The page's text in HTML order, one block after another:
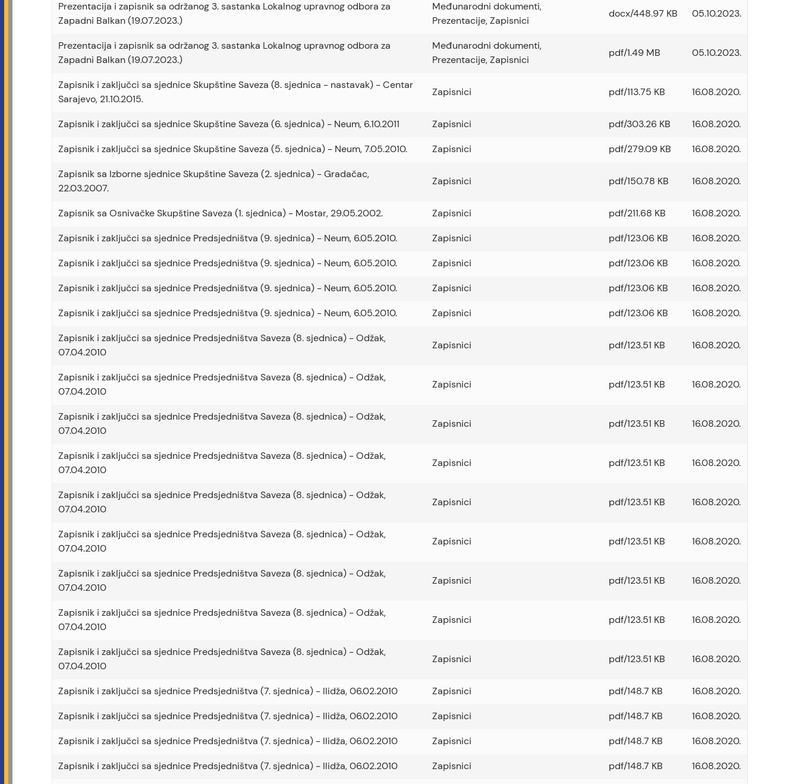
Prezentacija i zapisnik sa održanog 3. sastanka Lokalnog upravnog odbora za
Zapadni Balkan (19.07.2023.)
Međunarodni dokumenti,
Prezentacije,Zapisnici
docx/448.97 KB 05.10.2023.
Prezentacija i zapisnik sa održanog 3. sastanka Lokalnog upravnog odbora za
Zapadni Balkan (19.07.2023.)
Međunarodni dokumenti,
Prezentacije,Zapisnici
pdf/1.49 MB 05.10.2023.
Zapisnik i zaključci sa sjednice Skupštine Saveza (8. sjednica - nastavak) - Centar
Sarajevo, 21.10.2015.
Zapisnici pdf/113.75 KB 16.08.2020.
Zapisnik i zaključci sa sjednice Skupštine Saveza (6. sjednica) - Neum, 6.10.2011 Zapisnici pdf/303.26 KB
16.08.2020.
Zapisnik i zaključci sa sjednice Skupštine Saveza (5. sjednica) - Neum, 7.05.2010.
Zapisnici pdf/279.09 KB
16.08.2020.
Zapisnik sa Izborne sjednice Skupštine Saveza (2. sjednica) - Gradačac,
22.03.2007.
Zapisnici pdf/150.78 KB 16.08.2020.
Zapisnik sa Osnivačke Skupštine Saveza (1. sjednica) - Mostar, 29.05.2002. Zapisnici pdf/211.68 KB
16.08.2020.
Zapisnik i zaključci sa sjednice Predsjedništva (9. sjednica) - Neum, 6.05.2010.
Zapisnici pdf/123.06 KB
16.08.2020.
Zapisnik i zaključci sa sjednice Predsjedništva (9. sjednica) - Neum, 6.05.2010.
Zapisnici pdf/123.06 KB
16.08.2020.
Zapisnik i zaključci sa sjednice Predsjedništva (9. sjednica) - Neum, 6.05.2010.
Zapisnici pdf/123.06 KB
16.08.2020.
Zapisnik i zaključci sa sjednice Predsjedništva (9. sjednica) - Neum, 6.05.2010.
Zapisnici pdf/123.06 KB
16.08.2020.
Zapisnik i zaključci sa sjednice Predsjedništva Saveza (8. sjednica) - Odžak,
07.04.2010
Zapisnici pdf/123.51 KB 16.08.2020.
Zapisnik i zaključci sa sjednice Predsjedništva Saveza (8. sjednica) - Odžak,
07.04.2010
Zapisnici pdf/123.51 KB 16.08.2020.
Zapisnik i zaključci sa sjednice Predsjedništva Saveza (8. sjednica) - Odžak,
07.04.2010
Zapisnici pdf/123.51 KB 16.08.2020.
Zapisnik i zaključci sa sjednice Predsjedništva Saveza (8. sjednica) - Odžak,
07.04.2010
Zapisnici pdf/123.51 KB 16.08.2020.
Zapisnik i zaključci sa sjednice Predsjedništva Saveza (8. sjednica) - Odžak,
07.04.2010
Zapisnici pdf/123.51 KB 16.08.2020.
Zapisnik i zaključci sa sjednice Predsjedništva Saveza (8. sjednica) - Odžak,
07.04.2010
Zapisnici pdf/123.51 KB 16.08.2020.
Zapisnik i zaključci sa sjednice Predsjedništva Saveza (8. sjednica) - Odžak,
07.04.2010
Zapisnici pdf/123.51 KB 16.08.2020.
Zapisnik i zaključci sa sjednice Predsjedništva Saveza (8. sjednica) - Odžak,
07.04.2010
Zapisnici pdf/123.51 KB 16.08.2020.
Zapisnik i zaključci sa sjednice Predsjedništva Saveza (8. sjednica) - Odžak,
07.04.2010
Zapisnici pdf/123.51 KB 16.08.2020.
Zapisnik i zaključci sa sjednice Predsjedništva (7. sjednica) - Ilidža, 06.02.2010 Zapisnici pdf/148.7 KB
16.08.2020.
Zapisnik i zaključci sa sjednice Predsjedništva (7. sjednica) - Ilidža, 06.02.2010
Zapisnici pdf/148.7 KB
16.08.2020.
Zapisnik i zaključci sa sjednice Predsjedništva (7. sjednica) - Ilidža, 06.02.2010
Zapisnici pdf/148.7 KB
16.08.2020.
Zapisnik i zaključci sa sjednice Predsjedništva (7. sjednica) - Ilidža, 06.02.2010
Zapisnici pdf/148.7 KB
16.08.2020.